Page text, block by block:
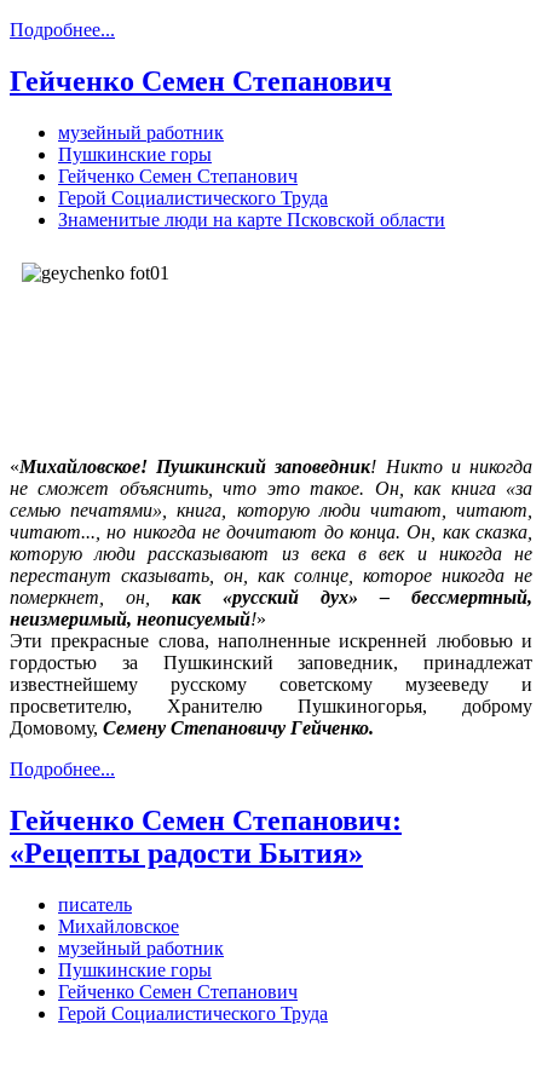
Подробнее...
Гейченко Семен Степанович
музейный работник
Пушкинские горы
Гейченко Семен Степанович
Герой Социалистического Труда
Знаменитые люди на карте Псковской области
«Михайловское! Пушкинский заповедник! Никто и никогда
не сможет объяснить, что это такое. Он, как книга «за
семью печатями», книга, которую люди читают, читают,
читают..., но никогда не дочитают до конца. Он, как сказка,
которую люди рассказывают из века в век и никогда не
перестанут сказывать, он, как солнце, которое никогда не
померкнет, он, как «русский дух» – бессмертный,
неизмеримый, неописуемый!»
Эти прекрасные слова, наполненные искренней любовью и
гордостью за Пушкинский заповедник, принадлежат
известнейшему русскому советскому музееведу и
просветителю, Хранителю Пушкиногорья, доброму
Домовому, Семену Степановичу Гейченко.
Подробнее...
Гейченко Семен Степанович:
«Рецепты радости Бытия»
писатель
Михайловское
музейный работник
Пушкинские горы
Гейченко Семен Степанович
Герой Социалистического Труда